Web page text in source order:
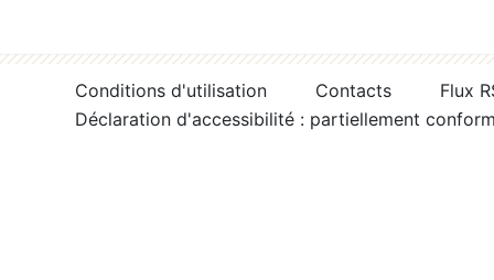
Conditions d'utilisation Contacts
Flux
Déclaration d'accessibilité : partiellement